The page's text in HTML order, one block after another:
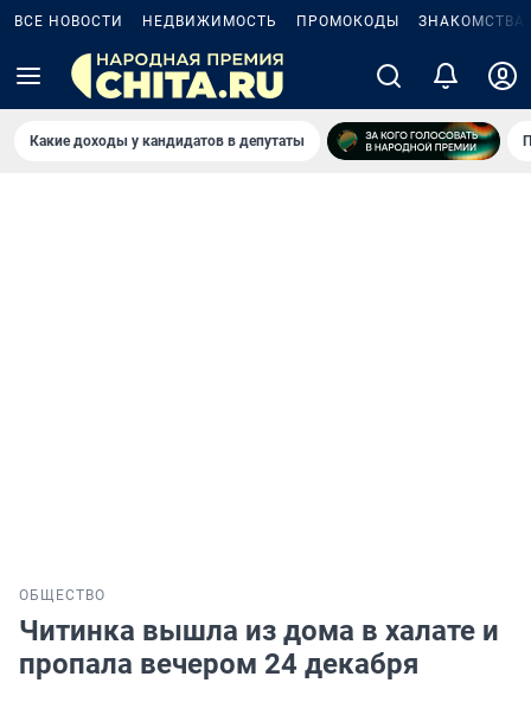
ВСЕ НОВОСТИ НЕДВИЖИМОСТЬ ПРОМОКОДЫ ЗНАКОМСТВА
Какие доходы у кандидатов в депутаты
ОБЩЕСТВО
Читинка вышла из дома в халате и
пропала вечером 24 декабря